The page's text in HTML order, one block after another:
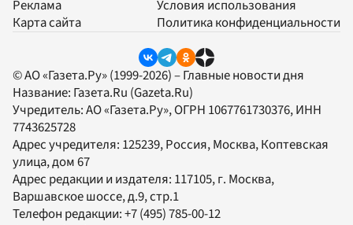
Реклама
Карта сайта
Условия использования
Политика конфиденциальности
© АО «Газета.Ру» (1999-2026) – Главные новости дня
Название: Газета.Ru (Gazeta.Ru)
Учредитель:АО «Газета.Ру», ОГРН 1067761730376, ИНН
7743625728
Адрес учредителя: 125239, Россия, Москва, Коптевская
улица, дом 67
Адрес редакции и издателя: 117105, г. Москва,
Варшавское шоссе, д.9, стр.1
Телефон редакции:+7 (495) 785-00-12